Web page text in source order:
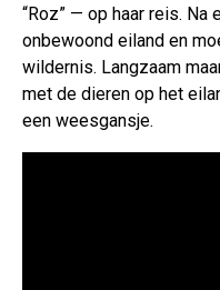
“Roz” — op haar reis.
onbewoond eiland en
wildernis. Langzaam
met de dieren op het
een weesgansje.